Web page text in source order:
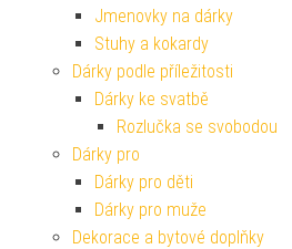
Jmenovky na dárky
Stuhy a kokardy
Dárky podle příležitosti
Dárky ke svatbě
Rozlučka se svobodou
Dárky pro
Dárky pro děti
Dárky pro muže
Dekorace a bytové doplňky